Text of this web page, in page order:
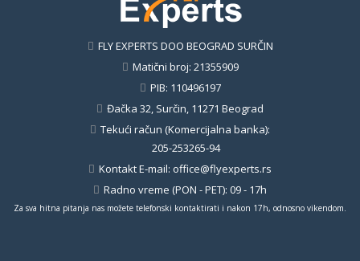
FLY EXPERTS DOO BEOGRAD SURČIN
Matični broj: 21355909
PIB: 110496197
Đačka 32, Surčin, 11271 Beograd
Tekući račun (Komercijalna banka):
205-253265-94
Kontakt E-mail: office@flyexperts.rs
Radno vreme (PON - PET): 09 - 17h
Za sva hitna pitanja nas možete telefonski kontaktirati i nakon 17h, odnosno vikendom.